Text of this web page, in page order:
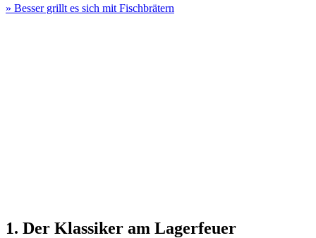
» Besser grillt es sich mit Fischbrätern
1. Der Klassiker am Lagerfeuer